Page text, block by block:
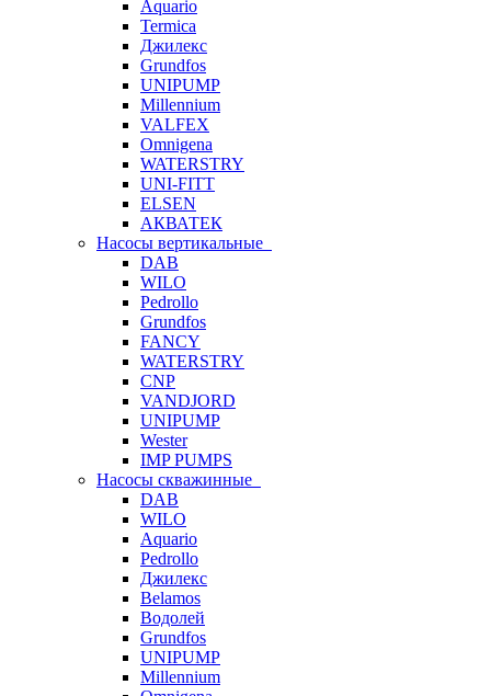
Aquario
Termica
Джилекс
Grundfos
UNIPUMP
Millennium
VALFEX
Omnigena
WATERSTRY
UNI-FITT
ELSEN
АКВАТЕК
Насосы вертикальные
DAB
WILO
Pedrollo
Grundfos
FANCY
WATERSTRY
CNP
VANDJORD
UNIPUMP
Wester
IMP PUMPS
Насосы скважинные
DAB
WILO
Aquario
Pedrollo
Джилекс
Belamos
Водолей
Grundfos
UNIPUMP
Millennium